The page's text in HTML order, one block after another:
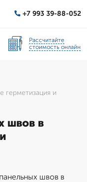
+7 993 39-88-052
Рассчитайте
стоимость онлайн
герметизация и
швов в
швов в